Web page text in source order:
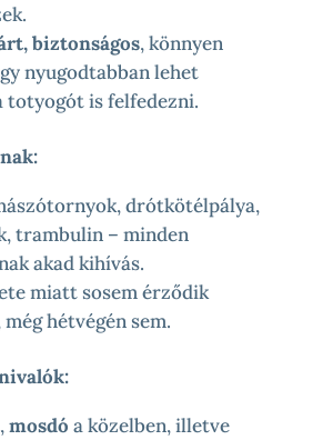
biztonságos, könnyen
nyugodtabban lehet
totyogót is felfedezni.
drótkötélpálya,
trambulin – minden
akad kihívás.
miatt sosem érződik
hétvégén sem.
,mosdó a közelben, illetve